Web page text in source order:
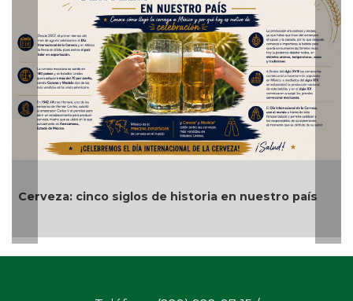
cinco siglos de historia en nuestro país
el